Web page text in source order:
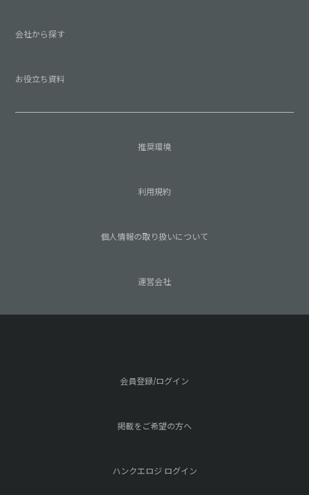
会社から探す
お役立ち資料
推奨環境
利用規約
個人情報の取り扱いについて
運営会社
会員登録/ログイン
掲載をご希望の方へ
ハンクエロジ ログイン